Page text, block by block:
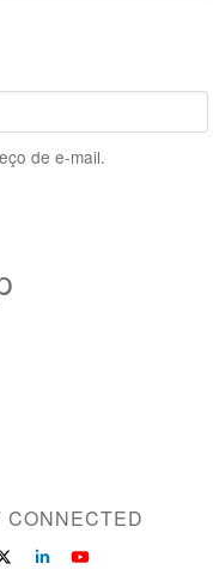
de e-mail.
CONNECTED